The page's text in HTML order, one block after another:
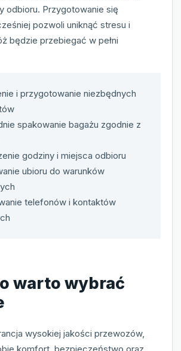
odbioru. Przygotowanie się
pozwoli uniknąć stresu i
będzie przebiegać w pełni
i przygotowanie niezbędnych
spakowanie bagażu zgodnie z
godziny i miejsca odbioru
ubioru do warunków
telefonów i kontaktów
warto wybrać
wysokiej jakości przewozów,
komfort, bezpieczeństwo oraz